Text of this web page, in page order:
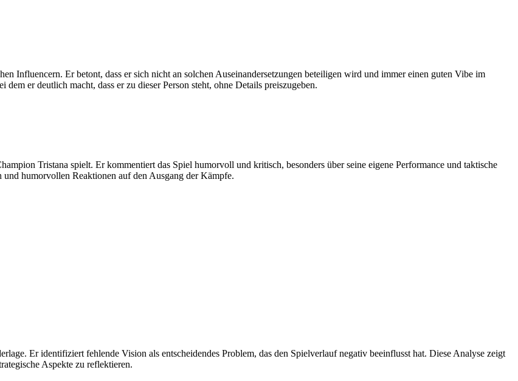
Influencern. Er betont, dass er sich nicht an solchen Auseinandersetzungen beteiligen wird und immer einen guten Vibe im
er deutlich macht, dass er zu dieser Person steht, ohne Details preiszugeben.
Tristana spielt. Er kommentiert das Spiel humorvoll und kritisch, besonders über seine eigene Performance und taktische
humorvollen Reaktionen auf den Ausgang der Kämpfe.
Er identifiziert fehlende Vision als entscheidendes Problem, das den Spielverlauf negativ beeinflusst hat. Diese Analyse zeigt
Aspekte zu reflektieren.